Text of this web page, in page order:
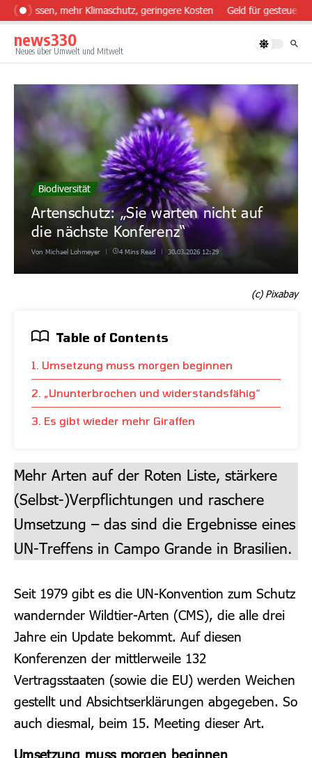
Zum Inhalt springen
essen, mehr Klimaschutz, geringere Kosten Geld für
news330
Neues über Umwelt und Mitwelt
Biodiversität
Artenschutz: „Sie warten nicht auf
die nächste Konferenz“
Von Michael Lohmeyer 4 Mins Read 30.03.2026 12:29
(c) Pixabay
Table of Contents
1. Umsetzung muss morgen beginnen
2. „Ununterbrochen und widerstandsfähig“
3. Es gibt wieder mehr Giraffen
Mehr Arten auf der Roten Liste, stärkere
(Selbst-)Verpflichtungen und raschere
Umsetzung – das sind die Ergebnisse eines
UN-Treffens in Campo Grande in Brasilien.
Seit 1979 gibt es die UN-Konvention zum Schutz
wandernder Wildtier-Arten (CMS), die alle drei
Jahre ein Update bekommt. Auf diesen
Konferenzen der mittlerweile 132
Vertragsstaaten (sowie die EU) werden Weichen
gestellt und Absichtserklärungen abgegeben. So
auch diesmal, beim 15. Meeting dieser Art.
Umsetzung muss morgen beginnen